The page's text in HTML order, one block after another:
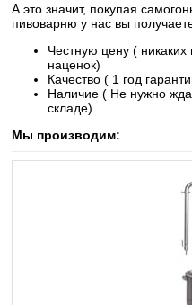
А это значит, покупая
пивоварню у нас вы
Честную цену ( никаких
наценок)
Качество ( 1 год
Наличие ( Не нужно
складе)
Мы производим: